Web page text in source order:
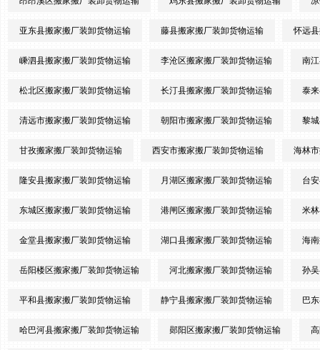
亚东县搬家搬厂装卸货物运输 藤县搬家搬厂装卸货物运输 怀远
嵊泗县搬家搬厂装卸货物运输 李沧区搬家搬厂装卸货物运输 南
松北区搬家搬厂装卸货物运输 长汀县搬家搬厂装卸货物运输 泰
清远市搬家搬厂装卸货物运输 朝阳市搬家搬厂装卸货物运输 黎
甘孜搬家搬厂装卸货物运输 西安市搬家搬厂装卸货物运输 海林
隆安县搬家搬厂装卸货物运输 月湖区搬家搬厂装卸货物运输 台
东城区搬家搬厂装卸货物运输 港闸区搬家搬厂装卸货物运输 米
金堂县搬家搬厂装卸货物运输 湖口县搬家搬厂装卸货物运输 海
岳阳楼区搬家搬厂装卸货物运输 河北搬家搬厂装卸货物运输 孙
平和县搬家搬厂装卸货物运输 静宁县搬家搬厂装卸货物运输 巴
哈巴河县搬家搬厂装卸货物运输 郧阳区搬家搬厂装卸货物运输